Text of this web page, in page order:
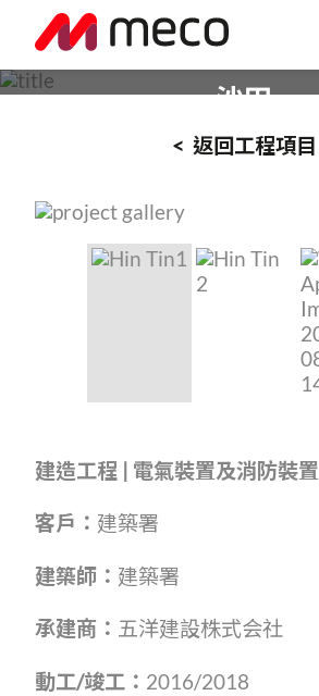
顯田遊樂場
沙田
< 返回工程項目
建造工程 電氣裝置及消防裝置
客戶： 建築署
建築師： 建築署
承建商： 五洋建設株式会社
動工/竣工： 2016/2018